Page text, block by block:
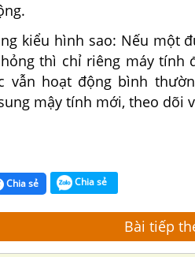
kiểu hình sao: Nếu một
thì chỉ riêng máy tính
vẫn hoạt động bình
mậy tính mới, theo dõi
Chia sẻ Chia sẻ
Bài tiếp